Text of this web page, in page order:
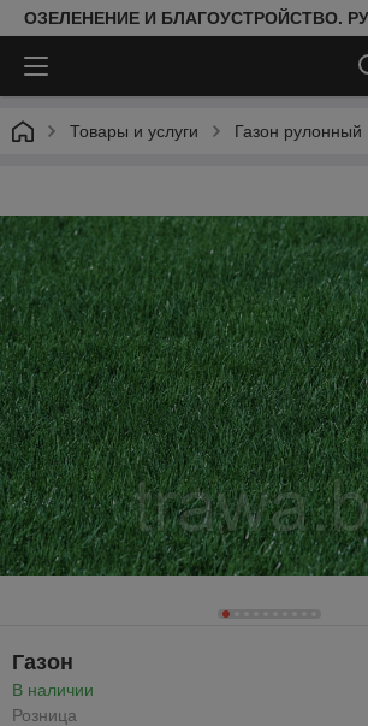
ОЗЕЛЕНЕНИЕ И БЛАГОУСТРОЙСТВО.
Товары и услуги Газон рулонный
Газон
В наличии
Розница